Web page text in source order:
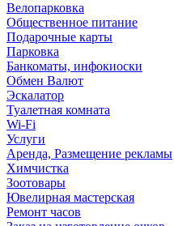
Велопарковка
Общественное питание
Подарочные карты
Парковка
Банкоматы, инфокиоски
Обмен Валют
Эскалатор
Туалетная комната
Wi-Fi
Услуги
Аренда, Размещение рекламы
Химчистка
Зоотовары
Ювелирная мастерская
Ремонт часов